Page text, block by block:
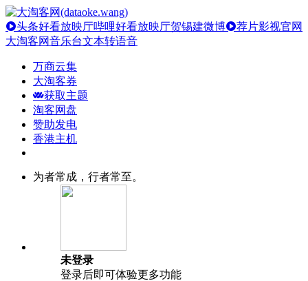
头条好看放映厅哔哩好看放映厅贺锡建微博
荐片影视官网
大淘客网音乐台文本转语音
万商云集
大淘客券
获取主题
淘客网盘
赞助发电
香港主机
为者常成，行者常至。
未登录
登录后即可体验更多功能